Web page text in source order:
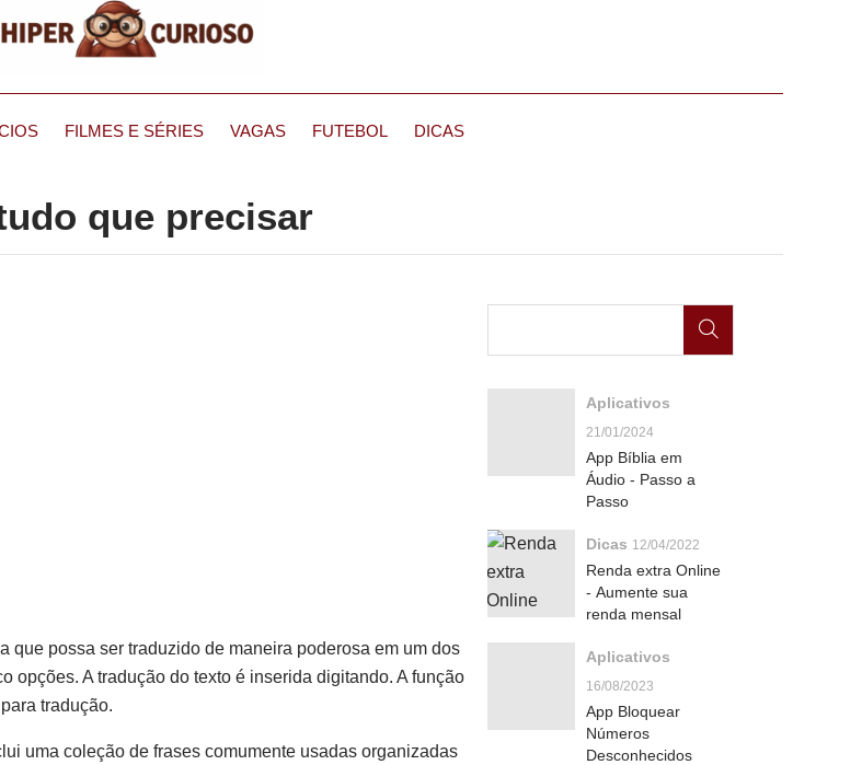
FILMES E SÉRIES VAGAS FUTEBOL DICAS
que precisar
possa ser traduzido de maneira poderosa em um dos
opções. A tradução do texto é inserida digitando. A função
tradução.
uma coleção de frases comumente usadas organizadas
Aplicativos
21/01/2024
App Bíblia em
Áudio - Passo a
Passo
Dicas 12/04/2022
Renda extra Online
- Aumente sua
renda mensal
Aplicativos
16/08/2023
App Bloquear
Números
Desconhecidos